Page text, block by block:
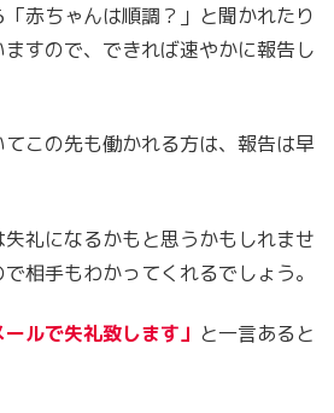
赤ちゃんは順調？」と聞かれたり
すので、できれば速やかに報告し
この先も働かれる方は、報告は早
礼になるかもと思うかもしれませ
相手もわかってくれるでしょう。
ールで失礼致します」 と一言あると